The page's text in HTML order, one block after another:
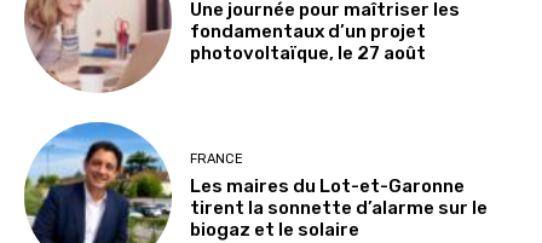
Une journée pour maîtriser les
fondamentaux d’un projet
photovoltaïque, le 27 août
FRANCE
Les maires du Lot-et-Garonne
tirent la sonnette d’alarme sur le
biogaz et le solaire